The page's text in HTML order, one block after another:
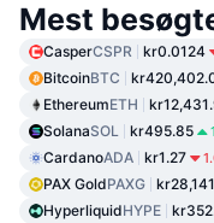
Mest
CasperCSPR kr0.0124
BitcoinBTC
EthereumETH
SolanaSOL kr495.85
CardanoADA kr1.27
PAX GoldPAXG
HyperliquidHYPE